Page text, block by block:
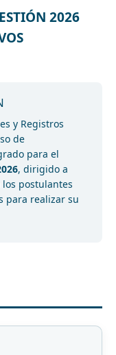
2026
y Registros
de
para el
, dirigido a
los postulantes
para realizar su